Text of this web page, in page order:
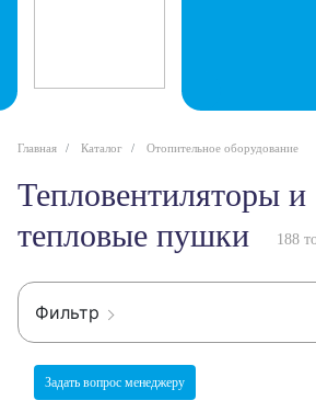
Главная Каталог Отопительное оборудование
Тепловентиляторы и
тепловые пушки
188
Фильтр
Задать вопрос менеджеру